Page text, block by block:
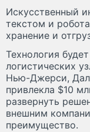
Искусственный
текстом и
хранение и
Технология
логистических
Нью-Джерси,
привлекла $10
развернуть
внешним
преимущество.